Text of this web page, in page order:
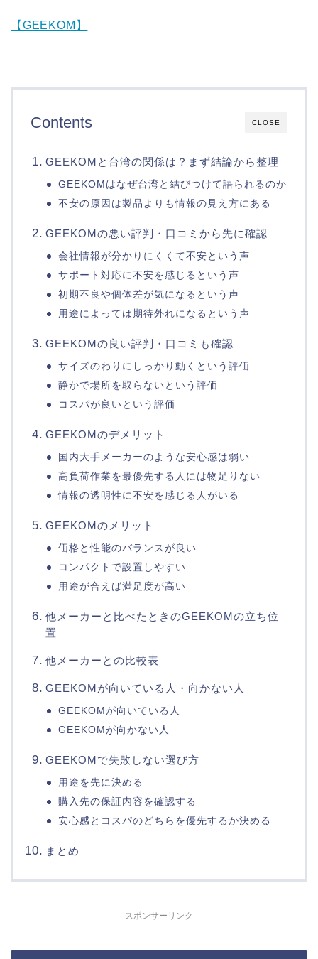
【GEEKOM】
CLOSE
Contents
GEEKOMと台湾の関係は？まず結論から整理
GEEKOMはなぜ台湾と結びつけて語られるのか
不安の原因は製品よりも情報の見え方にある
GEEKOMの悪い評判・口コミから先に確認
会社情報が分かりにくくて不安という声
サポート対応に不安を感じるという声
初期不良や個体差が気になるという声
用途によっては期待外れになるという声
GEEKOMの良い評判・口コミも確認
サイズのわりにしっかり動くという評価
静かで場所を取らないという評価
コスパが良いという評価
GEEKOMのデメリット
国内大手メーカーのような安心感は弱い
高負荷作業を最優先する人には物足りない
情報の透明性に不安を感じる人がいる
GEEKOMのメリット
価格と性能のバランスが良い
コンパクトで設置しやすい
用途が合えば満足度が高い
他メーカーと比べたときのGEEKOMの立ち位
置
他メーカーとの比較表
GEEKOMが向いている人・向かない人
GEEKOMが向いている人
GEEKOMが向かない人
GEEKOMで失敗しない選び方
用途を先に決める
購入先の保証内容を確認する
安心感とコスパのどちらを優先するか決める
まとめ
スポンサーリンク